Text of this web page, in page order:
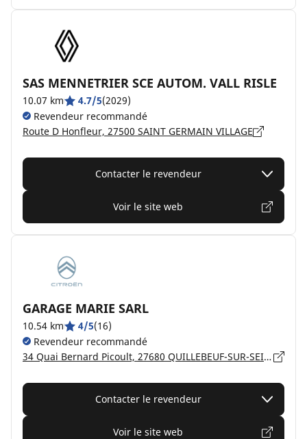
SAS MENNETRIER SCE AUTOM. VALL RISLE
10.07 km 4.7/5(2029)
Revendeur recommandé
Route D Honfleur, 27500 SAINT GERMAIN VILLAGE
Contacter le revendeur
Voir le site web
GARAGE MARIE SARL
10.54 km 4/5(16)
Revendeur recommandé
34 Quai Bernard Picoult, 27680 QUILLEBEUF-SUR-SEINE
Contacter le revendeur
Voir le site web